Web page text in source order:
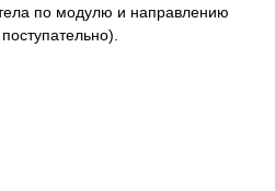
по модулю и направлению